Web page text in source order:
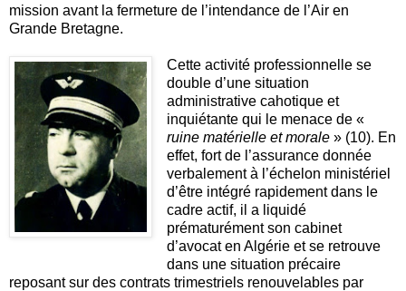
mission avant la fermeture de l’intendance de l’Air en
Grande Bretagne.
Cette activité professionnelle se
double d’une situation
administrative cahotique et
inquiétante qui le menace de «
ruine matérielle et morale » (10). En
effet, fort de l’assurance donnée
verbalement à l’échelon ministériel
d’être intégré rapidement dans le
cadre actif, il a liquidé
prématurément son cabinet
d’avocat en Algérie et se retrouve
dans une situation précaire
reposant sur des contrats trimestriels renouvelables par